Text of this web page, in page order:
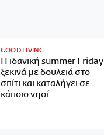
GOOD LIVING
Η ιδανική summer Friday
ξεκινά με δουλειά στο
σπίτι και καταλήγει σε
κάποιο νησί